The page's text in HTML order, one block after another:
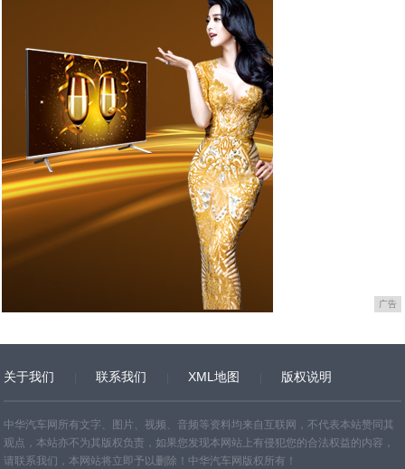
广告
关于我们 联系我们 XML地图 版权说明
网站地图 TXT
中华汽车网所有文字、图片、视频、音频等资料均来自互联网，不代表本站赞同其
观点，本站亦不为其版权负责，如果您发现本网站上有侵犯您的合法权益的内容，
请联系我们，本网站将立即予以删除！中华汽车网版权所有！